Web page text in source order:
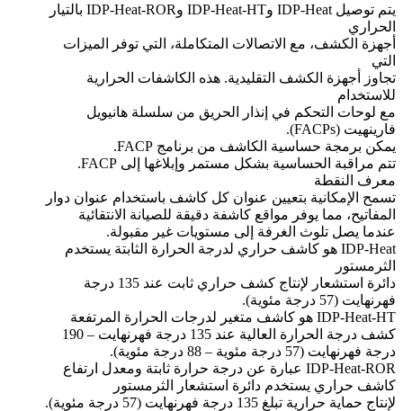
يتم توصيل IDP-Heat وIDP-Heat-HT وIDP-Heat-ROR بالتيار
الحراري
أجهزة الكشف، مع الاتصالات المتكاملة، التي توفر الميزات
التي
تجاوز أجهزة الكشف التقليدية. هذه الكاشفات الحرارية
للاستخدام
مع لوحات التحكم في إنذار الحريق من سلسلة هانيويل
فارينهيت (FACPs).
يمكن برمجة حساسية الكاشف من برنامج FACP.
تتم مراقبة الحساسية بشكل مستمر وإبلاغها إلى FACP.
معرف النقطة
تسمح الإمكانية بتعيين عنوان كل كاشف باستخدام عنوان دوار
المفاتيح، مما يوفر مواقع كاشفة دقيقة للصيانة الانتقائية
عندما يصل تلوث الغرفة إلى مستويات غير مقبولة.
IDP-Heat هو كاشف حراري لدرجة الحرارة الثابتة يستخدم
الثرمستور
دائرة استشعار لإنتاج كشف حراري ثابت عند 135 درجة
فهرنهايت (57 درجة مئوية).
IDP-Heat-HT هو كاشف متغير لدرجات الحرارة المرتفعة
كشف درجة الحرارة العالية عند 135 درجة فهرنهايت – 190
درجة فهرنهايت (57 درجة مئوية – 88 درجة مئوية).
IDP-Heat-ROR عبارة عن درجة حرارة ثابتة ومعدل ارتفاع
كاشف حراري يستخدم دائرة استشعار الثرمستور
لإنتاج حماية حرارية تبلغ 135 درجة فهرنهايت (57 درجة مئوية).